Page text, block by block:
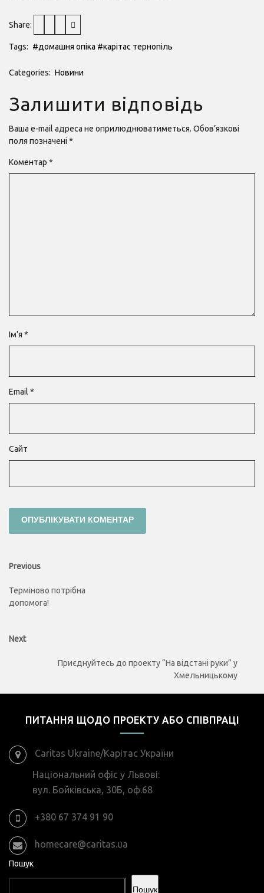
Share:
Tags: #домашня опіка #карітас тернопіль
Categories: Новини
Залишити відповідь
Ваша e-mail адреса не оприлюднюватиметься. Обов’язкові
поля позначені *
Коментар *
Ім'я *
Email *
Сайт
Навігація
записів
Previous
Previous
Терміново потрібна
допомога!
Next
Next
Приєднуйтесь до проекту “На відстані руки” у
Хмельницькому
ПИТАННЯ ЩОДО ПРОЕКТУ АБО СПІВПРАЦІ
Caritas Ukraine/Карітас України
Національний офіс у Львові:
вул. Бойківська, 30Б, оф.68
+380 67 374 91 90
homecare@caritas.ua
Пошук
Пошук